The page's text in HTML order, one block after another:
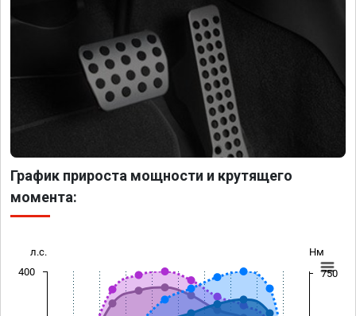
График прироста мощности и крутящего
момента:
л.с. Нм
400 750